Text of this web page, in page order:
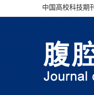
中国高校科技期